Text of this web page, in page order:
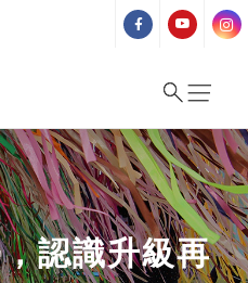
認識升級再